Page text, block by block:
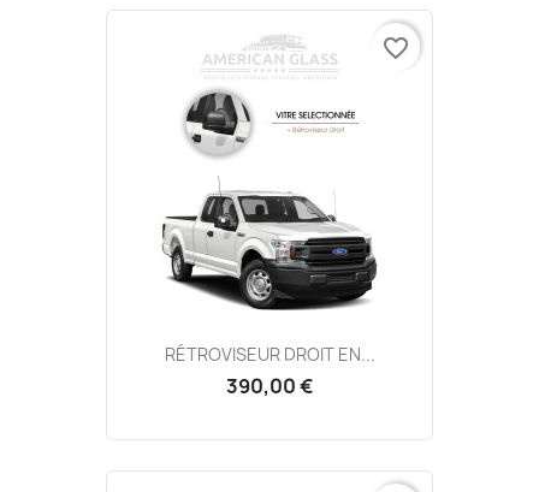
RÉTROVISEUR DROIT EN...
390,00 €
favorite_border